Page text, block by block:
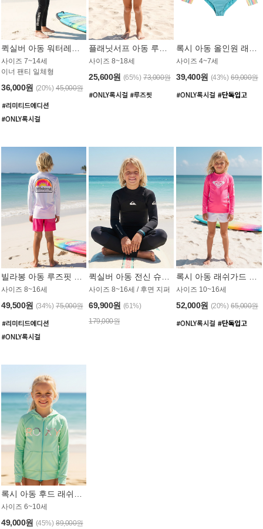
사이즈 7~14세
이너 팬티 일체형
36,000원 (20%) 45,000원
사이즈 8~18세
25,600원 (65%) 73,000원
사이즈 4~7세
39,400원 (43%) 69,000원
사이즈 8~16세
49,500원 (34%) 75,000원
사이즈 8~16세 / 후면 지퍼
69,900원 (61%)
179,000원
사이즈 10~16세
52,000원 (20%) 65,000원
록시 아동 후드 래쉬가드 GT764MRX
사이즈 6~10세
49,000원 (45%) 89,000원